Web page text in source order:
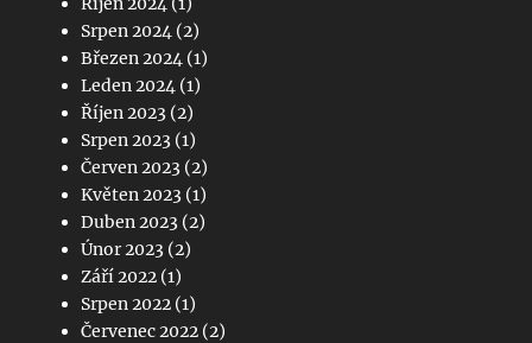
Srpen 2024 (2)
Březen 2024 (1)
Leden 2024 (1)
Říjen 2023 (2)
Srpen 2023 (1)
Červen 2023 (2)
Květen 2023 (1)
Duben 2023 (2)
Únor 2023 (2)
Září 2022 (1)
Srpen 2022 (1)
Červenec 2022 (2)